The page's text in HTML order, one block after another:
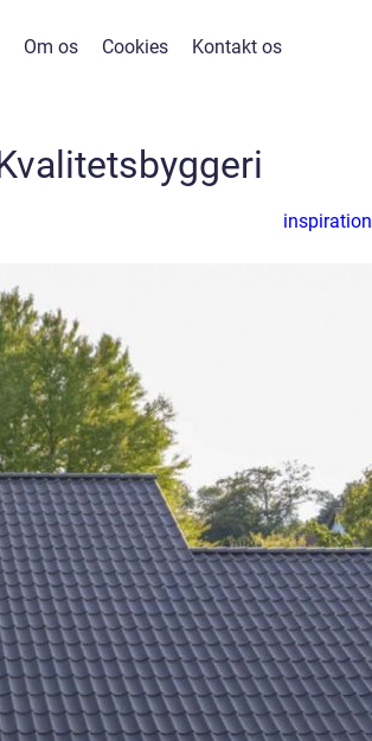
Om os Cookies Kontakt os
inspiration